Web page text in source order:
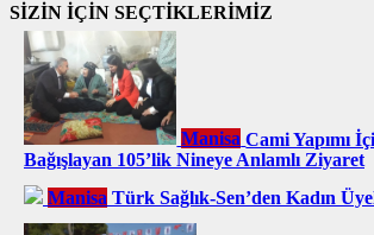
SİZİN İÇİN SEÇTİKLERİMİZ
Manisa Cami Yapımı
Bağışlayan 105’lik Nineye Anlamlı Ziyaret
Manisa Türk Sağlık-Sen’den Kadın